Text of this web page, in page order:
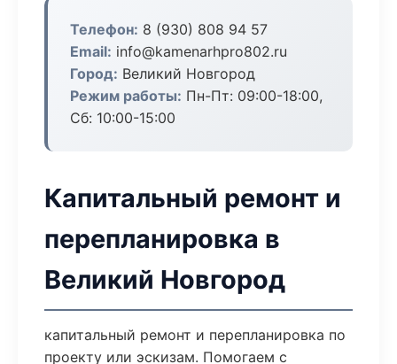
Телефон: 8 (930) 808 94 57
Email: info@kamenarhpro802.ru
Город: Великий Новгород
Режим работы: Пн-Пт: 09:00-18:00,
Сб: 10:00-15:00
Капитальный ремонт и
перепланировка в
Великий Новгород
капитальный ремонт и перепланировка по
проекту или эскизам. Помогаем с